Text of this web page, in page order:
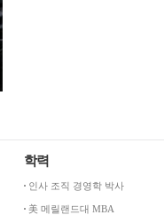
학력
인사 조직 경영학 박사
美 메릴랜드대 MBA